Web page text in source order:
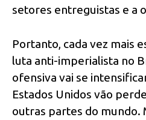
setores entreguistas e a
Portanto, cada vez mais
luta anti-imperialista no
ofensiva vai se
Estados Unidos vão
outras partes do mundo.